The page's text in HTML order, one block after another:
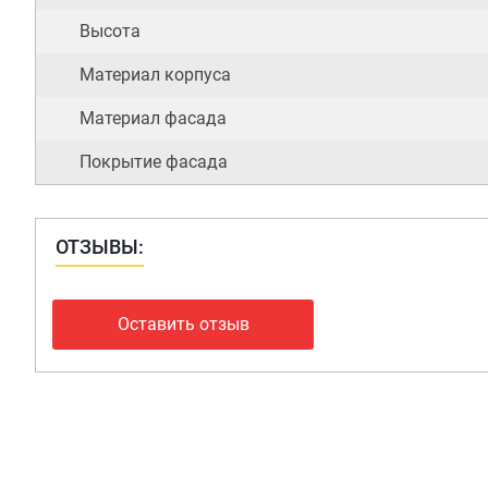
Высота
Материал корпуса
Материал фасада
Покрытие фасада
ОТЗЫВЫ:
Оставить отзыв